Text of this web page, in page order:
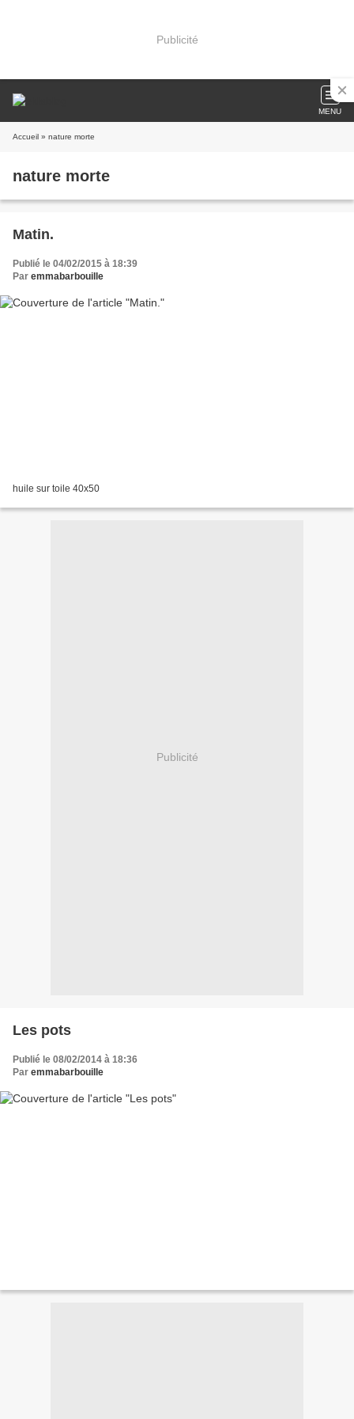
Publicité
MENU
Accueil » nature morte
nature morte
Matin.
Publié le 04/02/2015 à 18:39
Par emmabarbouille
huile sur toile 40x50
Publicité
Les pots
Publié le 08/02/2014 à 18:36
Par emmabarbouille